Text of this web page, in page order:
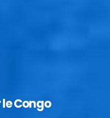
Congo